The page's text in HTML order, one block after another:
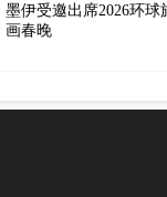
墨伊受邀出席2026环球
画春晚